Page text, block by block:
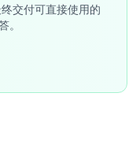
交付可直接使用的
。